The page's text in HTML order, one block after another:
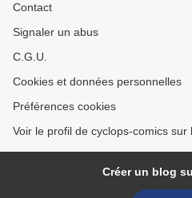
Contact
Signaler un abus
C.G.U.
Cookies et données personnelles
Préférences cookies
Voir le profil de cyclops-comics sur
Créer un blog